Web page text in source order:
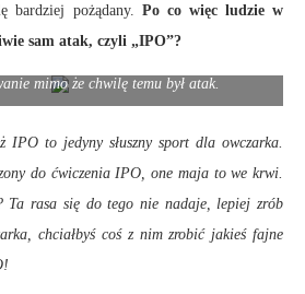
bardziej pożądany. Po co więc ludzie w
sam atak, czyli „IPO”?
mimo że chwilę temu był atak.
IPO to jedyny słuszny sport dla owczarka.
do ćwiczenia IPO, one maja to we krwi.
Ta rasa się do tego nie nadaje, lepiej zrób
chciałbyś coś z nim zrobić jakieś fajne